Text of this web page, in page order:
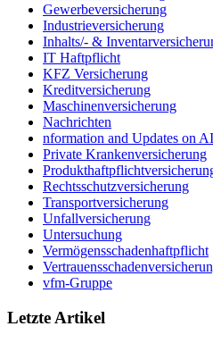
Gewerbeversicherung
Industrieversicherung
Inhalts/- &
IT Haftpflicht
KFZ Versicherung
Kreditversicherung
Maschinenversicherung
Nachrichten
nformation and Updates on
Private Krankenversicherung
Rechtsschutzversicherung
Transportversicherung
Unfallversicherung
Untersuchung
Vermögensschadenhaftpflicht
vfm-Gruppe
Letzte Artikel